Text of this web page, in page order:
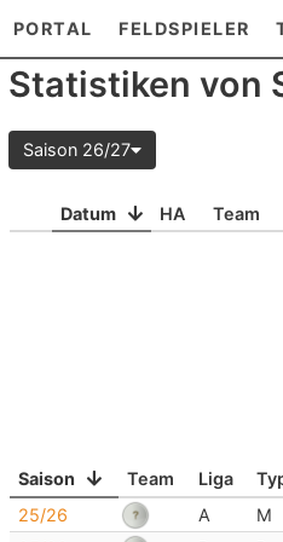
PORTAL FELDSPIELER
Statistiken von
Saison 26/27
Datum HA Team
Saison Team Liga
25/26
A M